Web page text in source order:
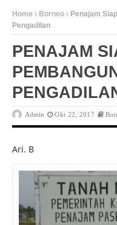
Home Borneo
Penajam
Pengadilan
PENAJAM
Admin Okt 22, 2017
Ari. B